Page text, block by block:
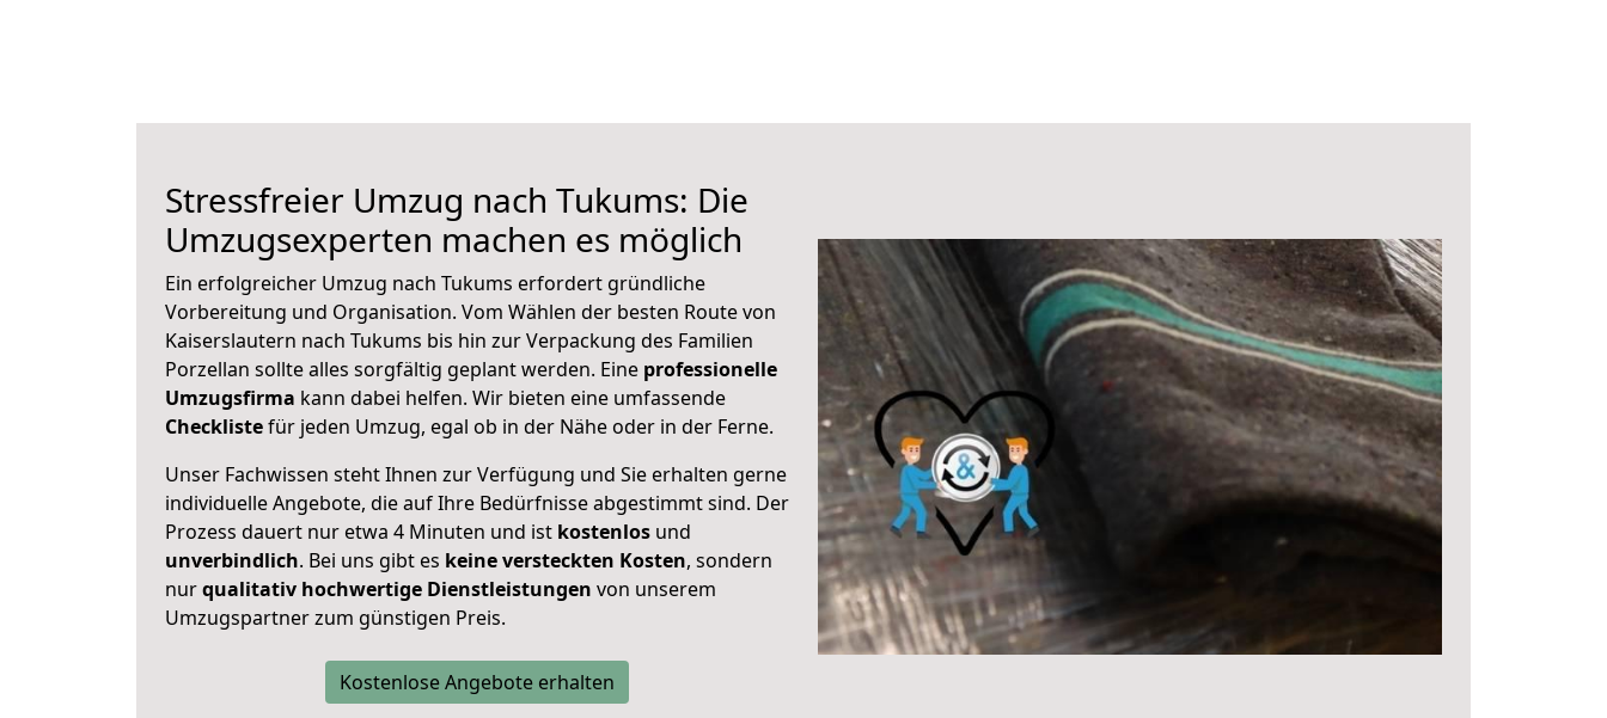
Stressfreier Umzug nach Tukums: Die
Umzugsexperten machen es möglich
Ein erfolgreicher Umzug nach Tukums erfordert gründliche
Vorbereitung und Organisation. Vom Wählen der besten Route von
Kaiserslautern nach Tukums bis hin zur Verpackung des Familien
Porzellan sollte alles sorgfältig geplant werden. Eine professionelle
Umzugsfirma kann dabei helfen. Wir bieten eine umfassende
Checklistefür jeden Umzug, egal ob in der Nähe oder in der Ferne.
Unser Fachwissen steht Ihnen zur Verfügung und Sie erhalten gerne
individuelle Angebote, die auf Ihre Bedürfnisse abgestimmt sind. Der
Prozess dauert nur etwa 4 Minuten und ist kostenlos und
unverbindlich. Bei uns gibt es keine versteckten Kosten, sondern
nurqualitativ hochwertige Dienstleistungen von unserem
Umzugspartner zum günstigen Preis.
Kostenlose Angebote erhalten